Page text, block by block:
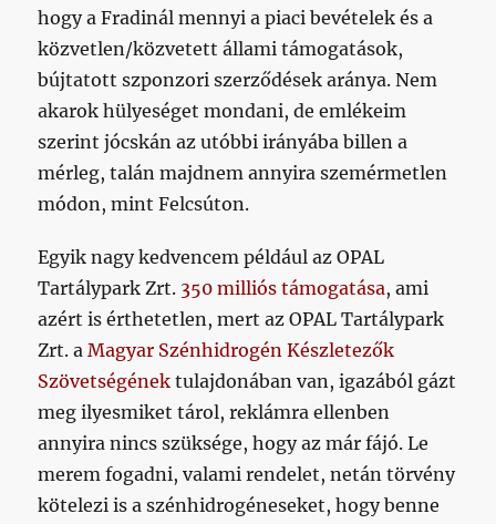
hogy a Fradinál mennyi a piaci bevételek és a
közvetlen/közvetett állami támogatások,
bújtatott szponzori szerződések aránya. Nem
akarok hülyeséget mondani, de emlékeim
szerint jócskán az utóbbi irányába billen a
mérleg, talán majdnem annyira szemérmetlen
módon, mint Felcsúton.
Egyik nagy kedvencem például az OPAL
Tartálypark Zrt. 350 milliós támogatása, ami
azért is érthetetlen, mert az OPAL Tartálypark
Zrt. aMagyar Szénhidrogén Készletezők
Szövetségének tulajdonában van, igazából gázt
meg ilyesmiket tárol, reklámra ellenben
annyira nincs szüksége, hogy az már fájó. Le
merem fogadni, valami rendelet, netán törvény
kötelezi is a szénhidrogéneseket, hogy benne